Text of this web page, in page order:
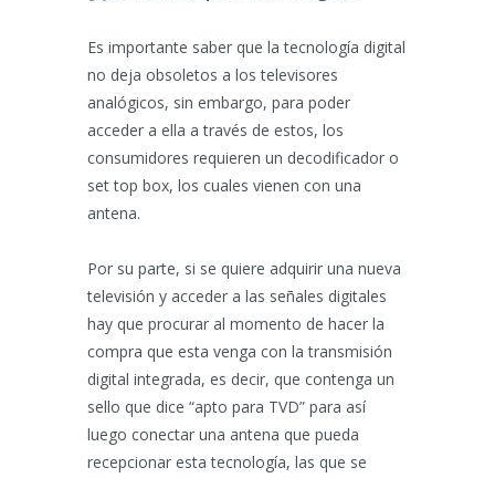
Es importante saber que la tecnología digital
no deja obsoletos a los televisores
analógicos, sin embargo, para poder
acceder a ella a través de estos, los
consumidores requieren un decodificador o
set top box, los cuales vienen con una
antena.
Por su parte, si se quiere adquirir una nueva
televisión y acceder a las señales digitales
hay que procurar al momento de hacer la
compra que esta venga con la transmisión
digital integrada, es decir, que contenga un
sello que dice “apto para TVD” para así
luego conectar una antena que pueda
recepcionar esta tecnología, las que se